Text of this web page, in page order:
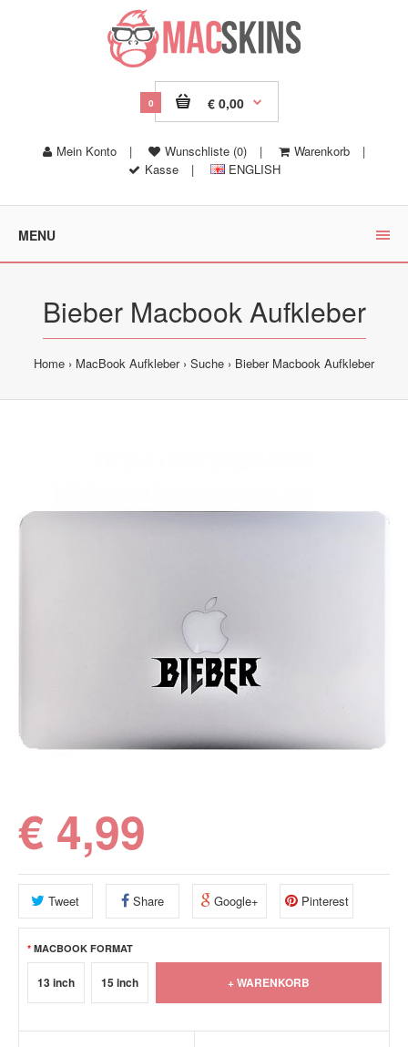
0 € 0,00
Mein Konto | Wunschliste (0) | Warenkorb
|
Kasse
| ENGLISH
MENU
Bieber Macbook Aufkleber
Home MacBook Aufkleber Suche Bieber Macbook Aufkleber
€ 4,99
Tweet Share Google+ Pinterest
MACBOOK FORMAT
13 inch 15 inch